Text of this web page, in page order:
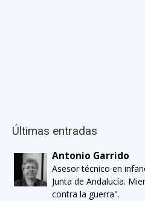
Últimas entradas
Antonio Garrido
Asesor técnico en
Junta de Andalucía.
contra la guerra".